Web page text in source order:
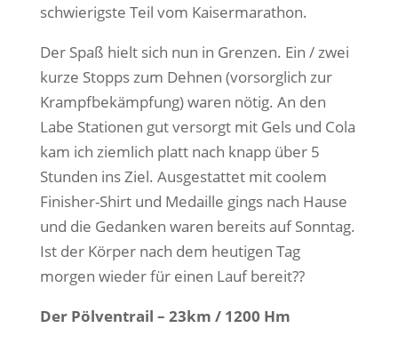
schwierigste Teil vom Kaisermarathon.
Der Spaß hielt sich nun in Grenzen. Ein / zwei
kurze Stopps zum Dehnen (vorsorglich zur
Krampfbekämpfung) waren nötig. An den
Labe Stationen gut versorgt mit Gels und Cola
kam ich ziemlich platt nach knapp über 5
Stunden ins Ziel. Ausgestattet mit coolem
Finisher-Shirt und Medaille gings nach Hause
und die Gedanken waren bereits auf Sonntag.
Ist der Körper nach dem heutigen Tag
morgen wieder für einen Lauf bereit??
Der Pölventrail – 23km / 1200 Hm